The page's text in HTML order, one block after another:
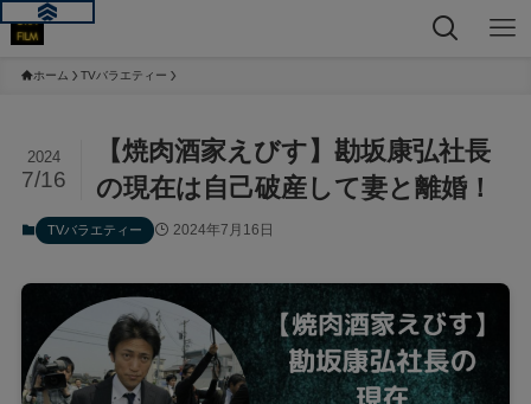
ホーム TVバラエティー
【焼肉酒家えびす】勘坂康弘社長
の現在は自己破産して妻と離婚！
2024
7/16
TVバラエティー 2024年7月16日